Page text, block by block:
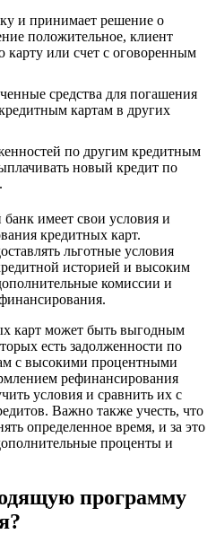
и принимает решение о
положительное, клиент
карту или счет с оговоренным
средства для погашения
картам в других
по другим кредитным
новый кредит по
имеет свои условия и
кредитных карт.
льготные условия
историей и высоким
комиссии и
карт может быть выгодным
есть задолженности по
с высокими процентными
рефинансирования
условия и сравнить их с
Важно также учесть, что
определенное время, и за это
проценты и
программу